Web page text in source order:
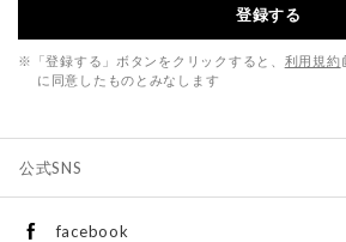
登録する
※「登録する」ボタンをクリックすると、 利用規約
に同意したものとみなします
公式SNS
facebook